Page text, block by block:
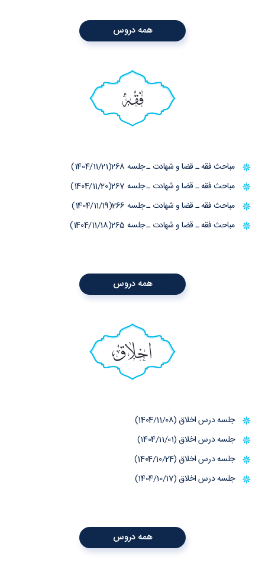
همه دروس
فقه
مباحث فقه ـ قضا و شهادت ـ جلسه 268(1404/11/21)
مباحث فقه ـ قضا و شهادت ـ جلسه 267(1404/11/20)
مباحث فقه ـ قضا و شهادت ـ جلسه 266(1404/11/19)
مباحث فقه ـ قضا و شهادت ـ جلسه 265(1404/11/18)
همه دروس
اخلاق
جلسه درس اخلاق (1404/11/08)
جلسه درس اخلاق (1404/11/01)
جلسه درس اخلاق (1404/10/24)
جلسه درس اخلاق (1404/10/17)
همه دروس